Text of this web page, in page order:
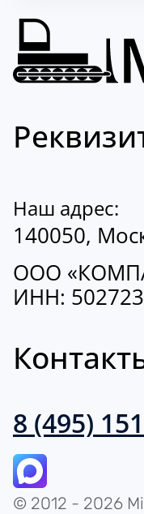
Наш адрес:
140050,
ООО
ИНН:
8 (495)
© 2012 - 2026